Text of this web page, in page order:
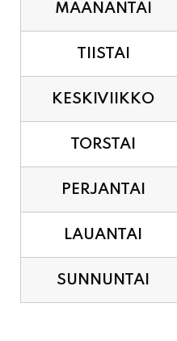
MAANANTAI
TIISTAI
KESKIVIIKKO
TORSTAI
PERJANTAI
LAUANTAI
SUNNUNTAI